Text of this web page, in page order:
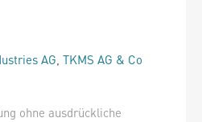
AG, TKMS AG & Co
ohne ausdrückliche